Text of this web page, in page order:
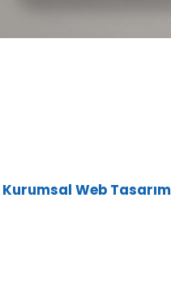
Kurumsal Web Tasarım